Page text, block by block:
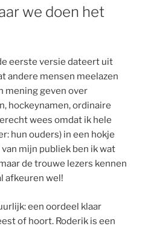
we doen het
eerste versie dateert uit
andere mensen meelazen
mening geven over
hockeynamen, ordinaire
wees omdat ik hele
hun ouders) in een hokje
mijn publiek ben ik wat
de trouwe lezers kennen
afkeuren wel!
een oordeel klaar
of hoort. Roderik is een